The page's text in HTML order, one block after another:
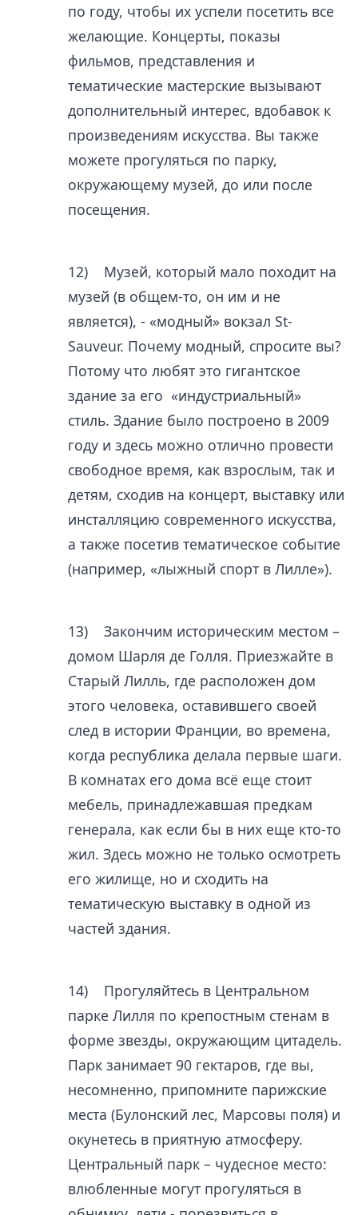
по году, чтобы их успели посетить все
желающие. Концерты, показы
фильмов, представления и
тематические мастерские вызывают
дополнительный интерес, вдобавок к
произведениям искусства. Вы также
можете прогуляться по парку,
окружающему музей, до или после
посещения.
12) Музей, который мало походит на
музей (в общем-то, он им и не
является), - «модный» вокзал St-
Sauveur. Почему модный, спросите вы?
Потому что любят это гигантское
здание за его «индустриальный»
стиль. Здание было построено в 2009
году и здесь можно отлично провести
свободное время, как взрослым, так и
детям, сходив на концерт, выставку или
инсталляцию современного искусства,
а также посетив тематическое событие
(например, «лыжный спорт в Лилле»).
13) Закончим историческим местом –
домом Шарля де Голля. Приезжайте в
Старый Лилль, где расположен дом
этого человека, оставившего своей
след в истории Франции, во времена,
когда республика делала первые шаги.
В комнатах его дома всё еще стоит
мебель, принадлежавшая предкам
генерала, как если бы в них еще кто-то
жил. Здесь можно не только осмотреть
его жилище, но и сходить на
тематическую выставку в одной из
частей здания.
14) Прогуляйтесь в Центральном
парке Лилля по крепостным стенам в
форме звезды, окружающим цитадель.
Парк занимает 90 гектаров, где вы,
несомненно, припомните парижские
места (Булонский лес, Марсовы поля) и
окунетесь в приятную атмосферу.
Центральный парк – чудесное место:
влюбленные могут прогуляться в